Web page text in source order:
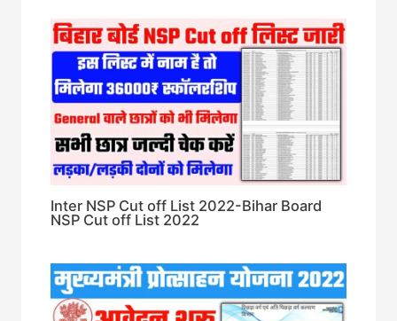
Inter NSP Cut off List 2022-Bihar Board
NSP Cut off List 2022